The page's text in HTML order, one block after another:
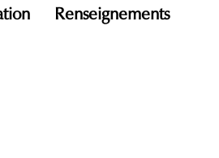
Renseignements